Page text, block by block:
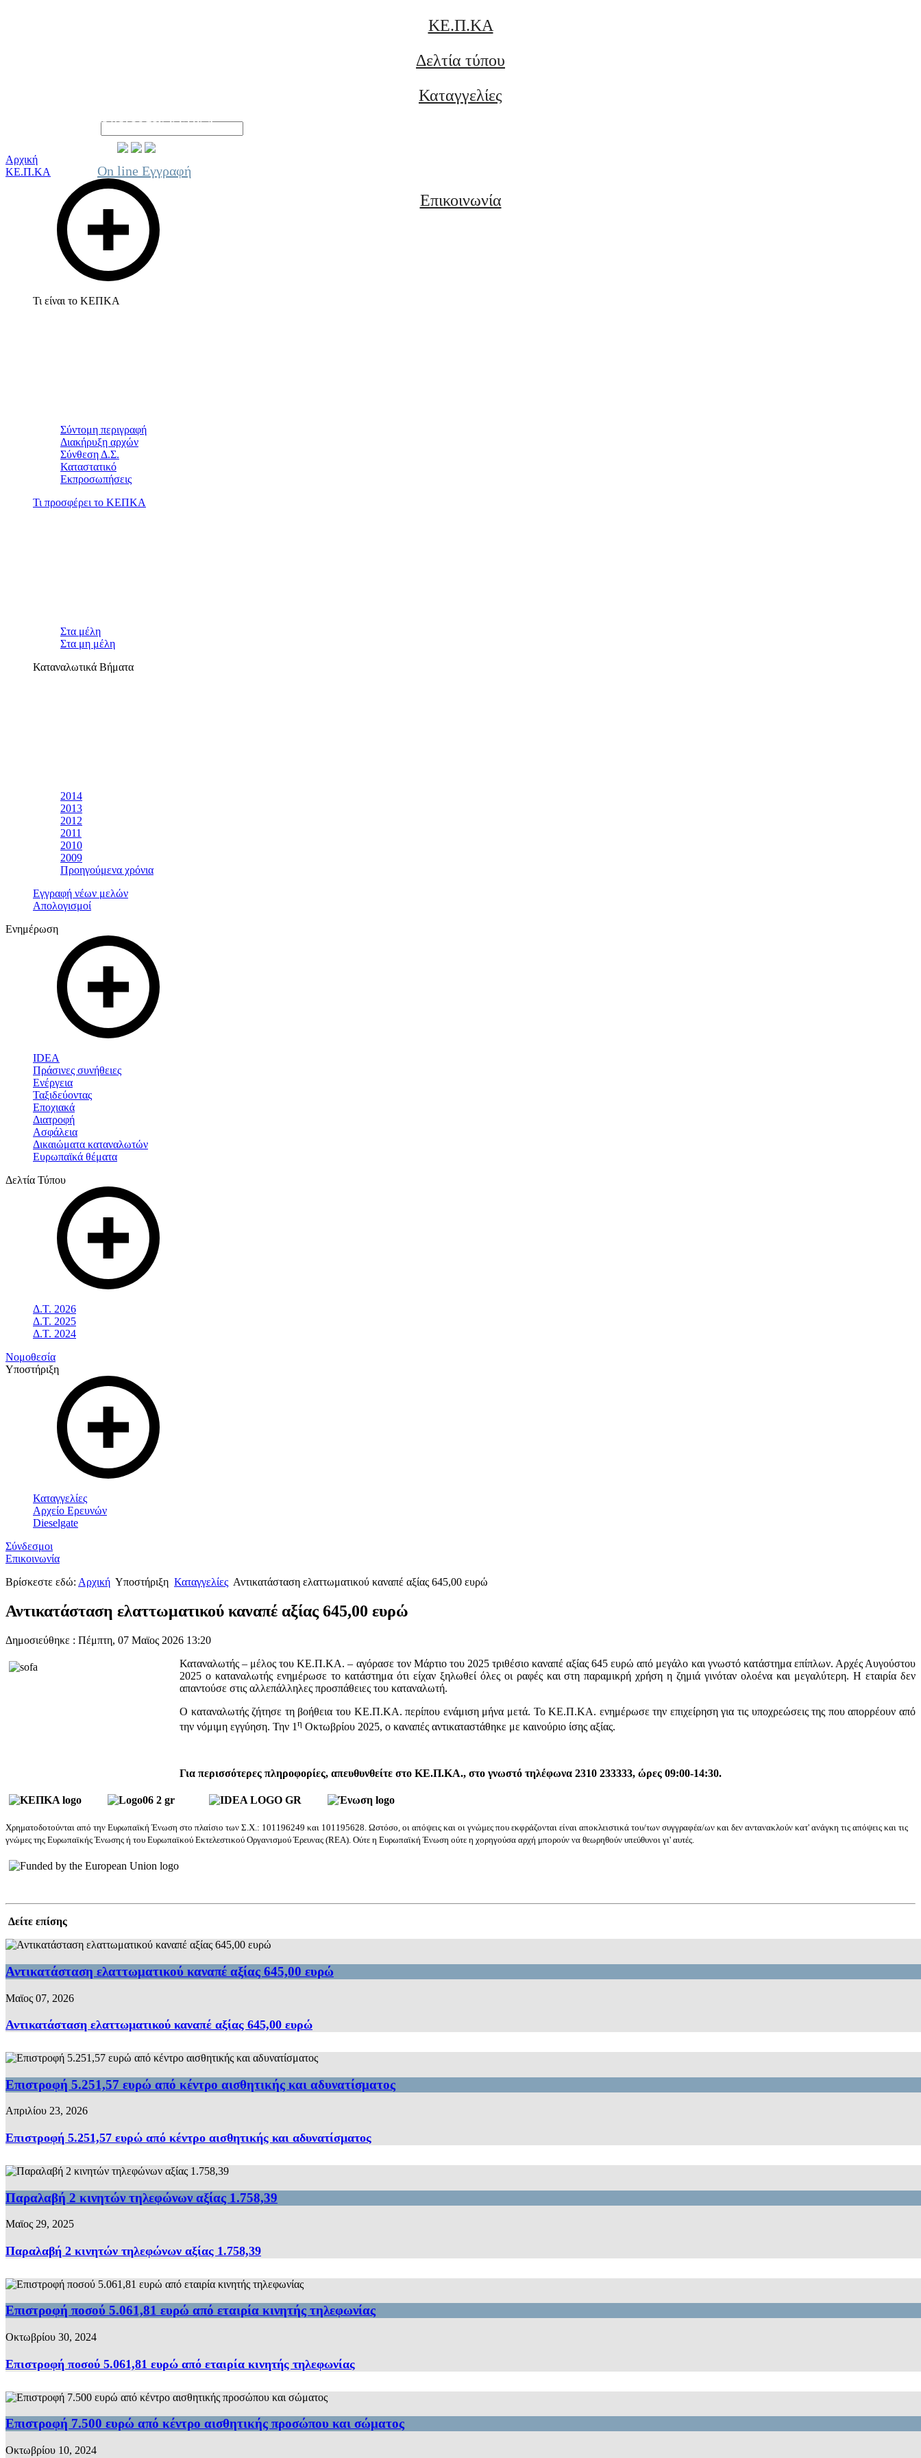
ΚΕ.Π.ΚΑ
Δελτία τύπου
Καταγγελίες
Επικοινωνία
Γίνε μέλος του ΚΕΠΚΑ
On line Εγγραφή
Αρχική
ΚΕ.Π.ΚΑ
Τι είναι το ΚΕΠΚΑ
Σύντομη περιγραφή
Διακήρυξη αρχών
Σύνθεση Δ.Σ.
Καταστατικό
Εκπροσωπήσεις
Τι προσφέρει το ΚΕΠΚΑ
Στα μέλη
Στα μη μέλη
Καταναλωτικά Βήματα
2014
2013
2012
2011
2010
2009
Προηγούμενα χρόνια
Εγγραφή νέων μελών
Απολογισμοί
Ενημέρωση
IDEA
Πράσινες συνήθειες
Ενέργεια
Ταξιδεύοντας
Εποχιακά
Διατροφή
Ασφάλεια
Δικαιώματα καταναλωτών
Ευρωπαϊκά θέματα
Δελτία Τύπου
Δ.Τ. 2026
Δ.Τ. 2025
Δ.Τ. 2024
Νομοθεσία
Υποστήριξη
Καταγγελίες
Αρχείο Ερευνών
Dieselgate
Σύνδεσμοι
Επικοινωνία
Βρίσκεστε εδώ: Αρχική Υποστήριξη Καταγγελίες Αντικατάσταση ελαττωματικού καναπέ αξίας 645,00 ευρώ
Αντικατάσταση ελαττωματικού καναπέ αξίας 645,00 ευρώ
Δημοσιεύθηκε : Πέμπτη, 07 Μαϊος 2026 13:20
Καταναλωτής – μέλος του ΚΕ.Π.ΚΑ. – αγόρασε τον Μάρτιο του 2025 τριθέσιο καναπέ αξίας 645 ευρώ από μεγάλο και γνωστό κατάστημα επίπλων. Αρχές Αυγούστου
2025 ο καταναλωτής ενημέρωσε το κατάστημα ότι είχαν ξηλωθεί όλες οι ραφές και στη παραμικρή χρήση η ζημιά γινόταν ολοένα και μεγαλύτερη. Η εταιρία δεν
απαντούσε στις αλλεπάλληλες προσπάθειες του καταναλωτή.
Ο καταναλωτής ζήτησε τη βοήθεια του ΚΕ.Π.ΚΑ. περίπου ενάμιση μήνα μετά. Το ΚΕ.Π.ΚΑ. ενημέρωσε την επιχείρηση για τις υποχρεώσεις της που απορρέουν από
την νόμιμη εγγύηση. Την 1 η Οκτωβρίου 2025, ο καναπές αντικαταστάθηκε με καινούριο ίσης αξίας.
Για περισσότερες πληροφορίες, απευθυνθείτε στο ΚΕ.Π.ΚΑ., στο γνωστό τηλέφωνα 2310 233333, ώρες 09:00-14:30.
Χρηματοδοτούνται από την Ευρωπαϊκή Ένωση στο πλαίσιο των Σ.Χ.: 101196249 και 101195628. Ωστόσο, οι απόψεις και οι γνώμες που εκφράζονται είναι αποκλειστικά του/των συγγραφέα/ων και δεν αντανακλούν κατ' ανάγκη τις απόψεις και τις
γνώμες της Ευρωπαϊκής Ένωσης ή του Ευρωπαϊκού Εκτελεστικού Οργανισμού Έρευνας (REA). Ούτε η Ευρωπαϊκή Ένωση ούτε η χορηγούσα αρχή μπορούν να θεωρηθούν υπεύθυνοι γι' αυτές.
Δείτε επίσης
Αντικατάσταση ελαττωματικού καναπέ αξίας 645,00 ευρώ
Μαϊος 07, 2026
Αντικατάσταση ελαττωματικού καναπέ αξίας 645,00 ευρώ
Επιστροφή 5.251,57 ευρώ από κέντρο αισθητικής και αδυνατίσματος
Απριλίου 23, 2026
Επιστροφή 5.251,57 ευρώ από κέντρο αισθητικής και αδυνατίσματος
Παραλαβή 2 κινητών τηλεφώνων αξίας 1.758,39
Μαϊος 29, 2025
Παραλαβή 2 κινητών τηλεφώνων αξίας 1.758,39
Επιστροφή ποσού 5.061,81 ευρώ από εταιρία κινητής τηλεφωνίας
Οκτωβρίου 30, 2024
Επιστροφή ποσού 5.061,81 ευρώ από εταιρία κινητής τηλεφωνίας
Επιστροφή 7.500 ευρώ από κέντρο αισθητικής προσώπου και σώματος
Οκτωβρίου 10, 2024